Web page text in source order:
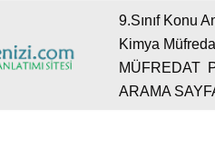
9.Sınıf Konu
Kimya
MÜFREDAT
ARAMA